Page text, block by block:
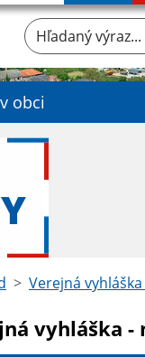
Hľadaný výraz...
obci
Verejná
vyhláška